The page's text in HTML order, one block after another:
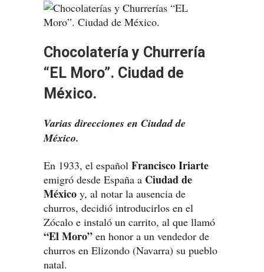
Chocolatería y Churrería
“EL Moro”. Ciudad de
México.
Varias direcciones en Ciudad de
México.
En 1933, el español Francisco Iriarte
emigró desde España a Ciudad de
México y, al notar la ausencia de
churros, decidió introducirlos en el
Zócalo e instaló un carrito, al que llamó
“El Moro” en honor a un vendedor de
churros en Elizondo (Navarra) su pueblo
natal.